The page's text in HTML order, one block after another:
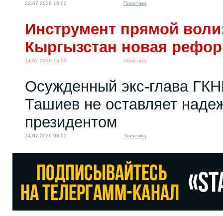
22.07.2026 16:00 Политика
Инструмент прямой
Кыргызстан новая
14.07.2026 16:00 Политика
Осужденный экс-глава
Ташиев не оставляет
президентом
14.07.2026 08:00 Политика